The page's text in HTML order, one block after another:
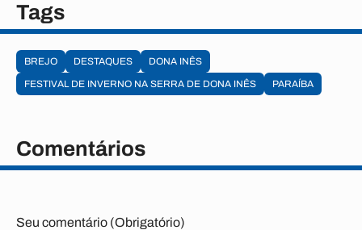
Tags
BREJO DESTAQUES
DONA INÊS
FESTIVAL DE INVERNO NA SERRA DE DONA INÊS
PARAÍBA
Comentários
Seu comentário (Obrigatório)